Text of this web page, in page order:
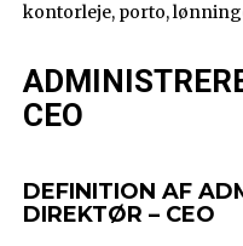
kontorleje, porto,
CEO
DEFINITION AF
DIREKTØR – CEO